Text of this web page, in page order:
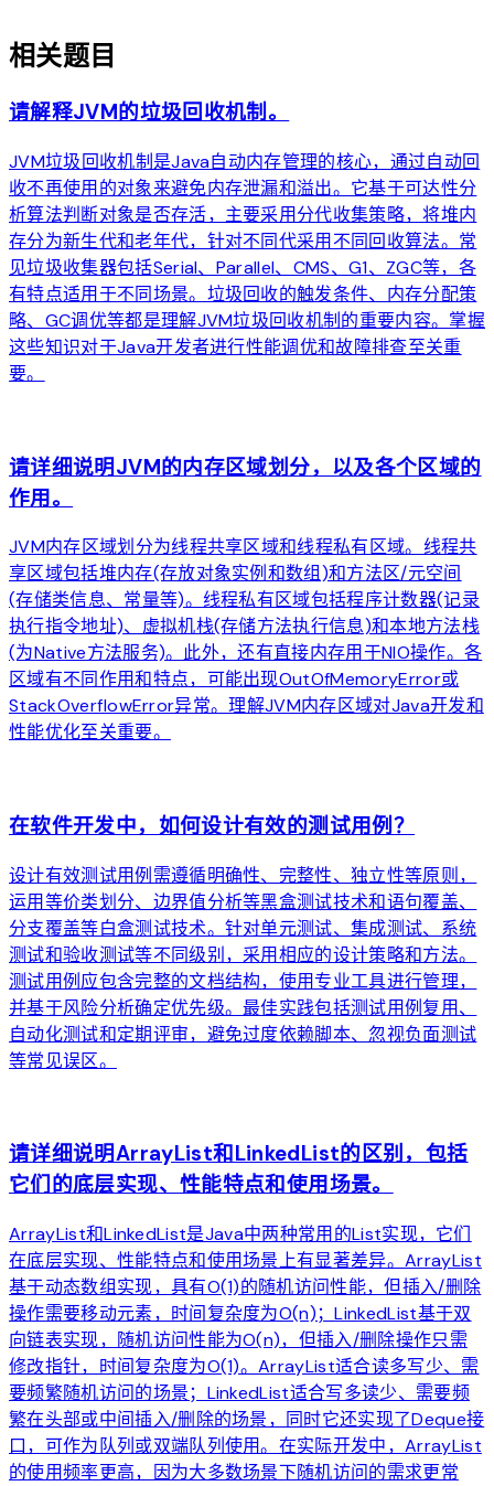
相关题目
请解释JVM的垃圾回收机制。
JVM垃圾回收机制是Java自动内存管理的核心，通过自动回
收不再使用的对象来避免内存泄漏和溢出。它基于可达性分
析算法判断对象是否存活，主要采用分代收集策略，将堆内
存分为新生代和老年代，针对不同代采用不同回收算法。常
见垃圾收集器包括Serial、Parallel、CMS、G1、ZGC等，各
有特点适用于不同场景。垃圾回收的触发条件、内存分配策
略、GC调优等都是理解JVM垃圾回收机制的重要内容。掌握
这些知识对于Java开发者进行性能调优和故障排查至关重
要。
请详细说明JVM的内存区域划分，以及各个区域的
作用。
JVM内存区域划分为线程共享区域和线程私有区域。线程共
享区域包括堆内存(存放对象实例和数组)和方法区/元空间
(存储类信息、常量等)。线程私有区域包括程序计数器(记录
执行指令地址)、虚拟机栈(存储方法执行信息)和本地方法栈
(为Native方法服务)。此外，还有直接内存用于NIO操作。各
区域有不同作用和特点，可能出现OutOfMemoryError或
StackOverflowError异常。理解JVM内存区域对Java开发和
性能优化至关重要。
在软件开发中，如何设计有效的测试用例？
设计有效测试用例需遵循明确性、完整性、独立性等原则，
运用等价类划分、边界值分析等黑盒测试技术和语句覆盖、
分支覆盖等白盒测试技术。针对单元测试、集成测试、系统
测试和验收测试等不同级别，采用相应的设计策略和方法。
测试用例应包含完整的文档结构，使用专业工具进行管理，
并基于风险分析确定优先级。最佳实践包括测试用例复用、
自动化测试和定期评审，避免过度依赖脚本、忽视负面测试
等常见误区。
请详细说明ArrayList和LinkedList的区别，包括
它们的底层实现、性能特点和使用场景。
ArrayList和LinkedList是Java中两种常用的List实现，它们
在底层实现、性能特点和使用场景上有显著差异。ArrayList
基于动态数组实现，具有O(1)的随机访问性能，但插入/删除
操作需要移动元素，时间复杂度为O(n)；LinkedList基于双
向链表实现，随机访问性能为O(n)，但插入/删除操作只需
修改指针，时间复杂度为O(1)。ArrayList适合读多写少、需
要频繁随机访问的场景；LinkedList适合写多读少、需要频
繁在头部或中间插入/删除的场景，同时它还实现了Deque接
口，可作为队列或双端队列使用。在实际开发中，ArrayList
的使用频率更高，因为大多数场景下随机访问的需求更常